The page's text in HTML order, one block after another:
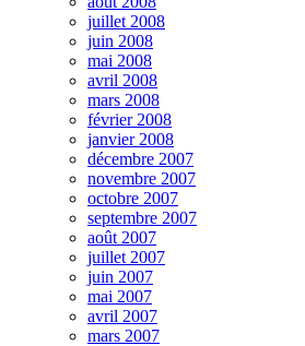
juillet 2008
juin 2008
mai 2008
avril 2008
mars 2008
février 2008
janvier 2008
décembre 2007
novembre 2007
octobre 2007
septembre 2007
août 2007
juillet 2007
juin 2007
mai 2007
avril 2007
mars 2007